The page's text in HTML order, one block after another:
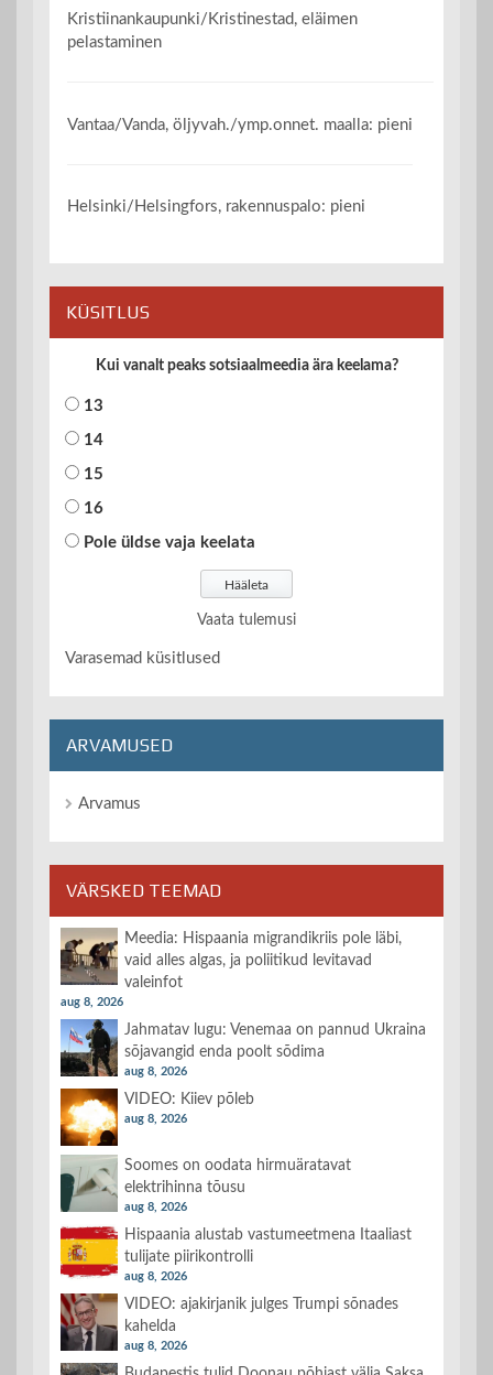
Kristiinankaupunki/Kristinestad, eläimen
pelastaminen
Vantaa/Vanda, öljyvah./ymp.onnet. maalla: pieni
Helsinki/Helsingfors, rakennuspalo: pieni
KÜSITLUS
Kui vanalt peaks sotsiaalmeedia ära keelama?
13
14
15
16
Pole üldse vaja keelata
Vaata tulemusi
Varasemad küsitlused
ARVAMUSED
Arvamus
VÄRSKED TEEMAD
Meedia: Hispaania migrandikriis pole läbi,
vaid alles algas, ja poliitikud levitavad
valeinfot
aug 8, 2026
Jahmatav lugu: Venemaa on pannud Ukraina
sõjavangid enda poolt sõdima
aug 8, 2026
VIDEO: Kiiev põleb
aug 8, 2026
Soomes on oodata hirmuäratavat
elektrihinna tõusu
aug 8, 2026
Hispaania alustab vastumeetmena Itaaliast
tulijate piirikontrolli
aug 8, 2026
VIDEO: ajakirjanik julges Trumpi sõnades
kahelda
aug 8, 2026